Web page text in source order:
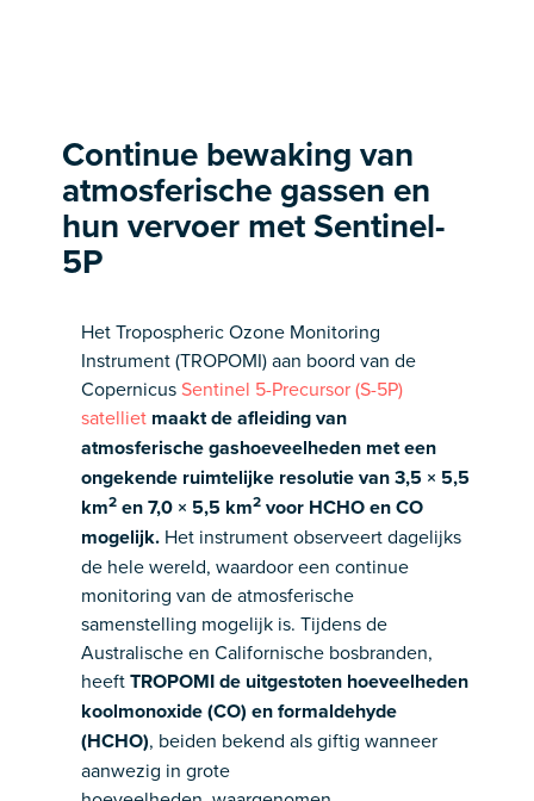
Continue bewaking van
atmosferische gassen en
hun vervoer met Sentinel-
5P
Het Tropospheric Ozone Monitoring
Instrument (TROPOMI) aan boord van de
CopernicusSentinel 5-Precursor (S-5P)
satelliet maakt de afleiding van
atmosferische gashoeveelheden met een
ongekende ruimtelijke resolutie van 3,5 × 5,5
km2 en 7,0 × 5,5 km2 voor HCHO en CO
mogelijk. Het instrument observeert dagelijks
de hele wereld, waardoor een continue
monitoring van de atmosferische
samenstelling mogelijk is. Tijdens de
Australische en Californische bosbranden,
heeftTROPOMI de uitgestoten hoeveelheden
koolmonoxide (CO) en formaldehyde
(HCHO), beiden bekend als giftig wanneer
aanwezig in grote